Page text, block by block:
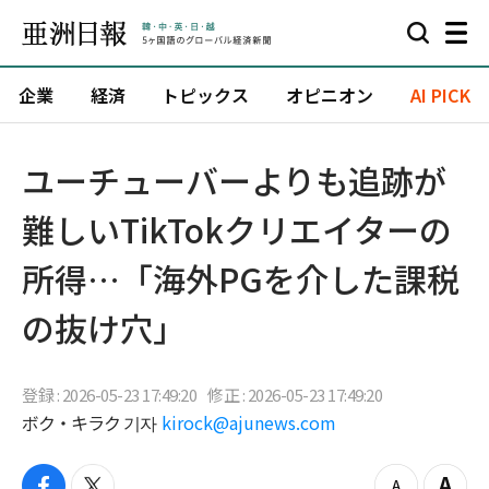
企業 経済 トピックス オピニオン AI PICK
ユーチューバーよりも追跡が
難しいTikTokクリエイターの
所得…「海外PGを介した課税
の抜け穴」
登録 : 2026-05-23 17:49:20 修正 : 2026-05-23 17:49:20
ボク・キラク 기자 kirock@ajunews.com